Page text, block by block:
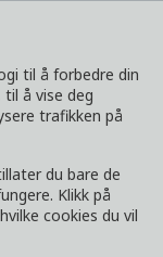
til å forbedre din
å vise deg
trafikken på
du bare de
Klikk på
cookies du vil